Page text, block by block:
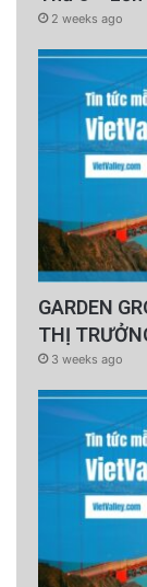
2 weeks ago
GARDEN
THỊ
3 weeks ago